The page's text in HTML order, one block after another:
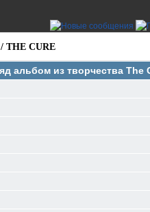
/ THE CURE
альбом из творчества The